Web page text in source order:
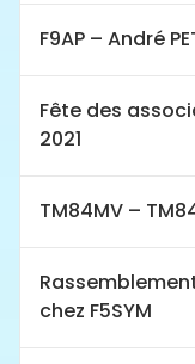
F9AP – André
Fête des
2021
TM84MV –
chez F5SYM